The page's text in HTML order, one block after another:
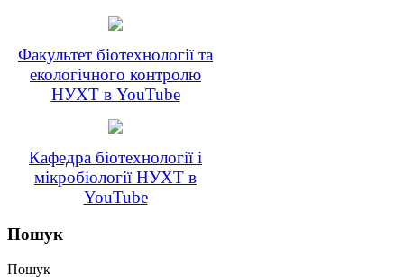
Факультет біотехнології та
екологічного контролю
НУХТ в YouTube
Кафедра біотехнології і
мікробіології НУХТ в
YouTube
Пошук
Пошук